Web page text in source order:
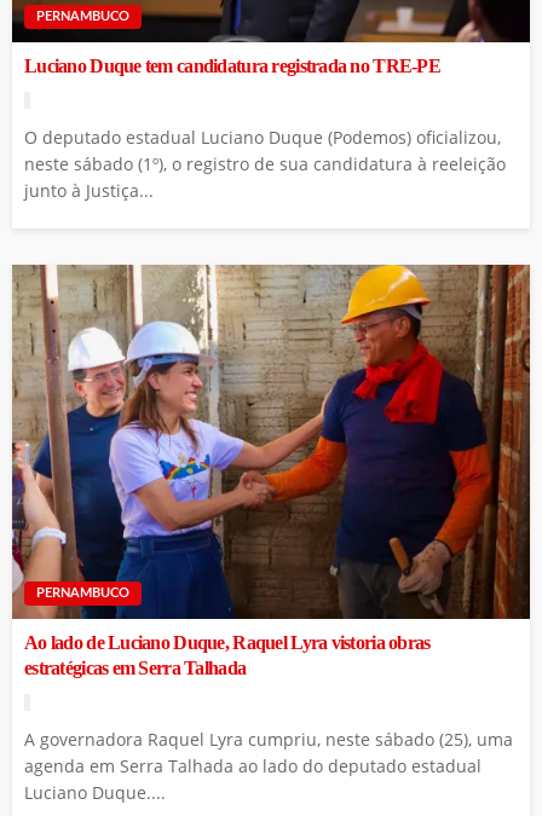
PERNAMBUCO
Luciano Duque tem candidatura registrada no TRE-PE
O deputado estadual Luciano Duque (Podemos) oficializou,
neste sábado (1º), o registro de sua candidatura à reeleição
junto à Justiça...
PERNAMBUCO
Ao lado de Luciano Duque, Raquel Lyra vistoria obras
estratégicas em Serra Talhada
A governadora Raquel Lyra cumpriu, neste sábado (25), uma
agenda em Serra Talhada ao lado do deputado estadual
Luciano Duque....